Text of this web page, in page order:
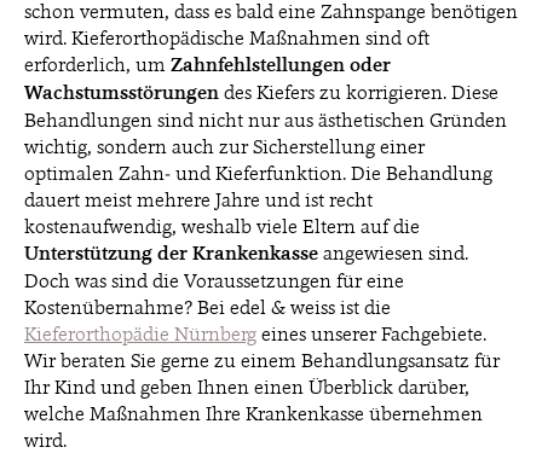
KONTAKT & TERMINE
© 2026 EDEL & WEISS. ALLE RECHTE VORBEHALTEN.
schon vermuten, dass es bald eine Zahnspange benötigen
wird. Kieferorthopädische Maßnahmen sind oft
erforderlich, um Zahnfehlstellungen oder
Wachstumsstörungen des Kiefers zu korrigieren. Diese
Behandlungen sind nicht nur aus ästhetischen Gründen
wichtig, sondern auch zur Sicherstellung einer
optimalen Zahn- und Kieferfunktion. Die Behandlung
dauert meist mehrere Jahre und ist recht
kostenaufwendig, weshalb viele Eltern auf die
Unterstützung der Krankenkasse angewiesen sind.
Doch was sind die Voraussetzungen für eine
Kostenübernahme? Bei edel & weiss ist die
Kieferorthopädie Nürnberg eines unserer Fachgebiete.
Wir beraten Sie gerne zu einem Behandlungsansatz für
Ihr Kind und geben Ihnen einen Überblick darüber,
welche Maßnahmen Ihre Krankenkasse übernehmen
wird.